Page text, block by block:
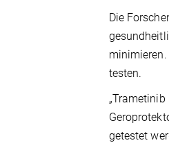
Die
testen.
getestet